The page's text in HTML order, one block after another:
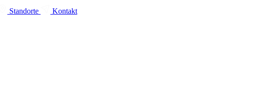
Standorte
Kontakt